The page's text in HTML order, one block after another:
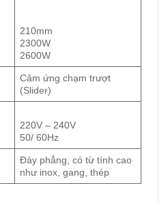
210mm
2300W
2600W
Cảm ứng chạm trượt
(Slider)
220V – 240V
50/ 60Hz
Đáy phẳng, có từ tính cao
như inox, gang, thép